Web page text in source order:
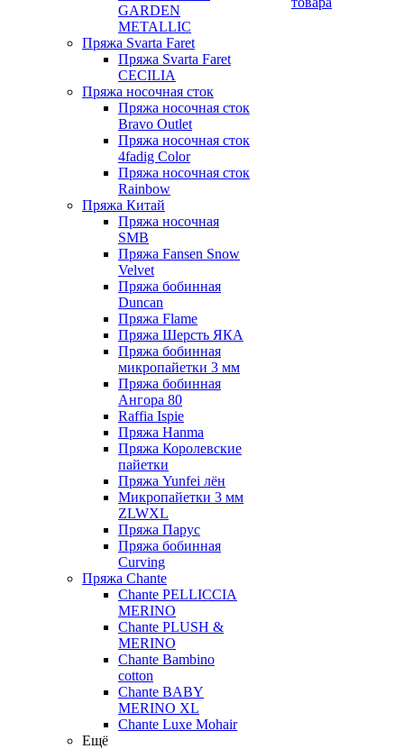
GARDEN
METALLIC
Пряжа Svarta Faret
Пряжа Svarta Faret
CECILIA
Пряжа носочная сток
Пряжа носочная сток
Bravo Outlet
Пряжа носочная сток
4fadig Color
Пряжа носочная сток
Rainbow
Пряжа Китай
Пряжа носочная
SMB
Пряжа Fansen Snow
Velvet
Пряжа бобинная
Duncan
Пряжа Flame
Пряжа Шерсть ЯКА
Пряжа бобинная
микропайетки 3 мм
Пряжа бобинная
Ангора 80
Raffia Ispie
Пряжа Hanma
Пряжа Королевские
пайетки
Пряжа Yunfei лён
Микропайетки 3 мм
ZLWXL
Пряжа Парус
Пряжа бобинная
Curving
Пряжа Chante
Chante PELLICCIA
MERINO
Chante PLUSH &
MERINO
Chante Bambino
cotton
Chante BABY
MERINO XL
Chante Luxe Mohair
Ещё